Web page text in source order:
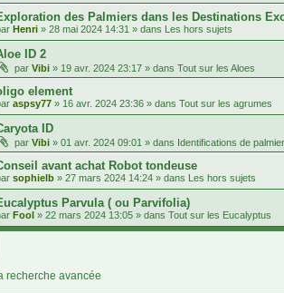
des Palmiers dans les Destinations
Henri » 28 mai 2024 14:31 » dans Les hors sujets
ID 2
par Vibi » 19 avr. 2024 23:17 » dans Tout sur les Aloes
element
aspsy77 » 16 avr. 2024 23:36 » dans Tout sur les agrumes
ID
par Vibi » 01 avr. 2024 09:01 » dans Identifications de
avant achat Robot tondeuse
sophielb » 27 mars 2024 14:24 » dans Les hors sujets
Parvula ( ou Parvifolia)
Fool » 22 mars 2024 13:05 » dans Tout sur les Eucalyptus
recherche avancée